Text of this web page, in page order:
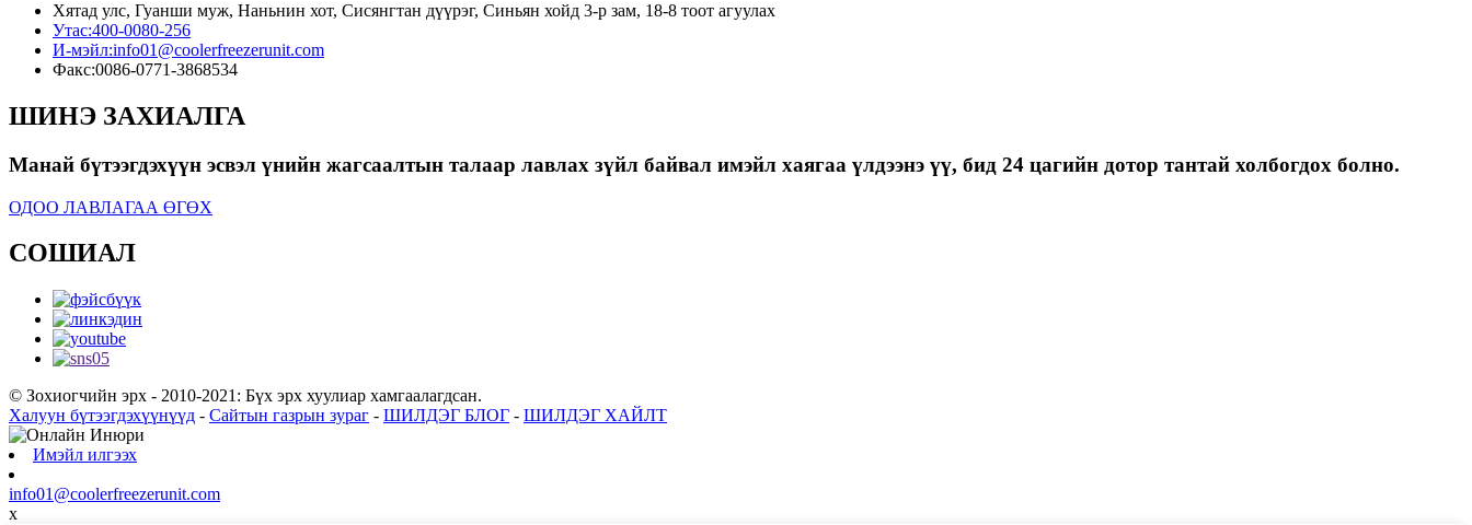
Хятад улс, Гуанши муж, Наньнин хот, Сисянгтан дүүрэг, Синьян хойд 3-р зам, 18-8 тоот агуулах
Утас:400-0080-256
И-мэйл:info01@coolerfreezerunit.com
Факс:0086-0771-3868534
ШИНЭ ЗАХИАЛГА
Манай бүтээгдэхүүн эсвэл үнийн жагсаалтын талаар лавлах зүйл байвал имэйл хаягаа үлдээнэ үү, бид 24 цагийн дотор тантай холбогдох болно.
ОДОО ЛАВЛАГАА ӨГӨХ
СОШИАЛ
© Зохиогчийн эрх - 2010-2021: Бүх эрх хуулиар хамгаалагдсан.
Халуун бүтээгдэхүүнүүд - Сайтын газрын зураг - ШИЛДЭГ БЛОГ - ШИЛДЭГ ХАЙЛТ
Имэйл илгээх
info01@coolerfreezerunit.com
x